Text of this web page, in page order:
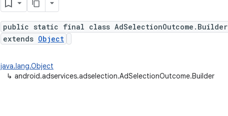
public static final class AdSelectionOutcome.Builder
extends Object
java.lang.Object
↳ android.adservices.adselection.AdSelectionOutcome.Builder